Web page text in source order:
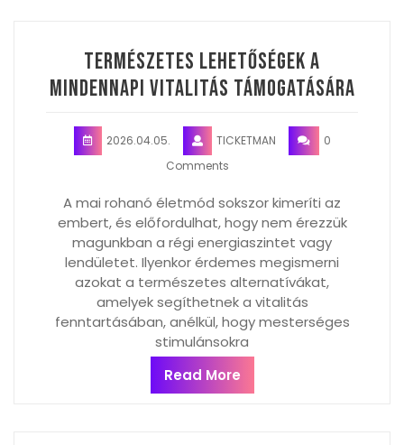
Természetes lehetőségek a
mindennapi vitalitás támogatására
2026.04.05. TICKETMAN
0
Comments
A mai rohanó életmód sokszor kimeríti az
embert, és előfordulhat, hogy nem érezzük
magunkban a régi energiaszintet vagy
lendületet. Ilyenkor érdemes megismerni
azokat a természetes alternatívákat,
amelyek segíthetnek a vitalitás
fenntartásában, anélkül, hogy mesterséges
stimulánsokra
Read More